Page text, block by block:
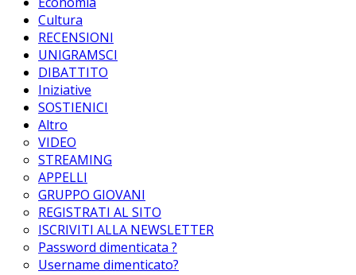
Cultura
RECENSIONI
UNIGRAMSCI
DIBATTITO
Iniziative
SOSTIENICI
Altro
VIDEO
STREAMING
APPELLI
GRUPPO GIOVANI
REGISTRATI AL SITO
ISCRIVITI ALLA NEWSLETTER
Password dimenticata ?
Username dimenticato?